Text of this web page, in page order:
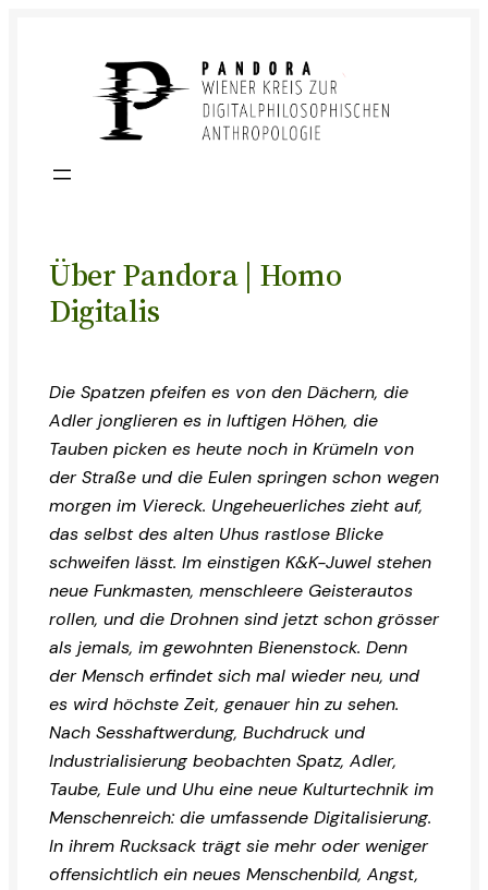
Über Pandora | Homo
Digitalis
Die Spatzen pfeifen es von den Dächern, die
Adler jonglieren es in luftigen Höhen, die
Tauben picken es heute noch in Krümeln von
der Straße und die Eulen springen schon wegen
morgen im Viereck. Ungeheuerliches zieht auf,
das selbst des alten Uhus rastlose Blicke
schweifen lässt. Im einstigen K&K-Juwel stehen
neue Funkmasten, menschleere Geisterautos
rollen, und die Drohnen sind jetzt schon grösser
als jemals, im gewohnten Bienenstock. Denn
der Mensch erfindet sich mal wieder neu, und
es wird höchste Zeit, genauer hin zu sehen.
Nach Sesshaftwerdung, Buchdruck und
Industrialisierung beobachten Spatz, Adler,
Taube, Eule und Uhu eine neue Kulturtechnik im
Menschenreich: die umfassende Digitalisierung.
In ihrem Rucksack trägt sie mehr oder weniger
offensichtlich ein neues Menschenbild, Angst,